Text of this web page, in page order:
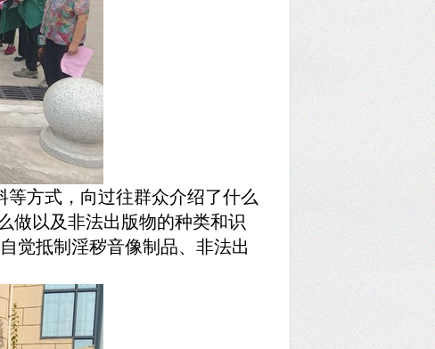
方式， 向过往群众介绍了什么
做以及非法出版物的种类和识
觉抵制淫秽音像制品、非法出